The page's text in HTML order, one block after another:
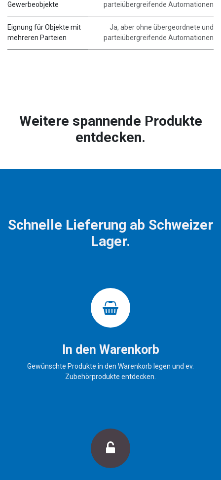
Gewerbeobjekte
parteiübergreifende Automationen
Eignung für Objekte mit
mehreren Parteien
Ja, aber ohne übergeordnete und
parteiübergreifende Automationen
Weitere spannende Produkte
entdecken.
Schnelle Lieferung ab Schweizer
Lager.
In den Warenkorb
Gewünschte Produkte in den Warenkorb legen und ev.
Zubehörprodukte entdecken.